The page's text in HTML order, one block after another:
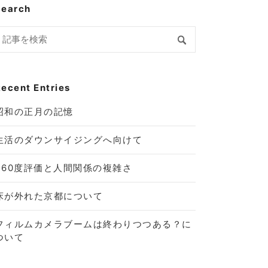
Entries
和の正月の記憶
活のダウンサイジングへ向けて
度評価と人間関係の複雑さ
が外れた京都について
ィルムカメラブームは終わりつつある？に
いて